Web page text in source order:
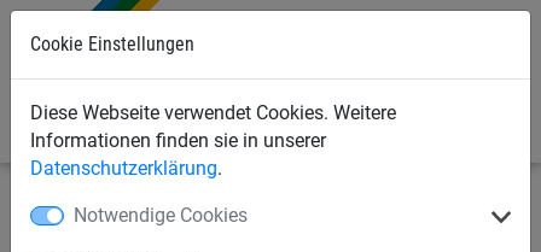
Cookie Einstellungen
Diese Webseite verwendet Cookies. Weitere
Informationen finden sie in unserer
Datenschutzerklärung.
Notwendige Cookies
Industrienetze Abdecknetze und -planen Abdecknetze